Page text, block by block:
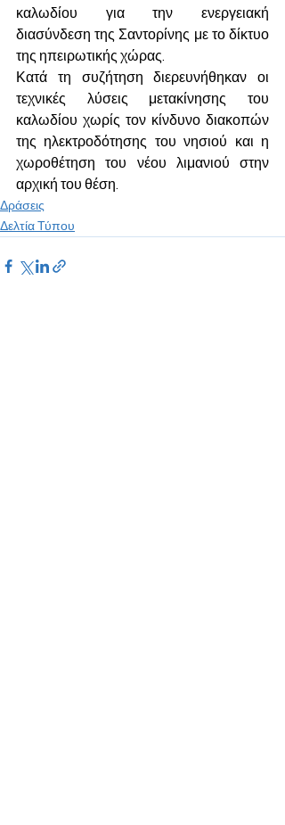
καλωδίου για την ενεργειακή
διασύνδεση της Σαντορίνης με το δίκτυο
της ηπειρωτικής χώρας.
Κατά τη συζήτηση διερευνήθηκαν οι
τεχνικές λύσεις μετακίνησης του
καλωδίου χωρίς τον κίνδυνο διακοπών
της ηλεκτροδότησης του νησιού και η
χωροθέτηση του νέου λιμανιού στην
αρχική του θέση.
Δράσεις
Δελτία Τύπου